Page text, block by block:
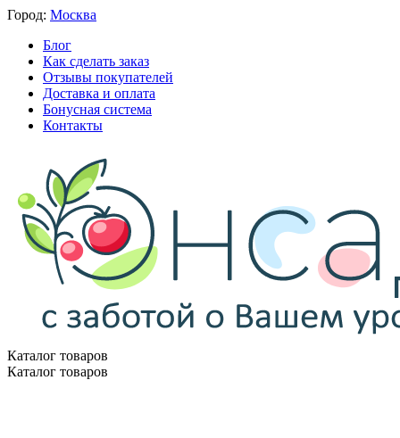
Город: Москва
Блог
Как сделать заказ
Отзывы покупателей
Доставка и оплата
Бонусная система
Контакты
Каталог товаров
Каталог товаров